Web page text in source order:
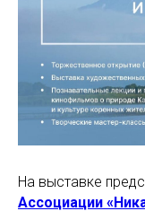
На выставке
Ассоциации